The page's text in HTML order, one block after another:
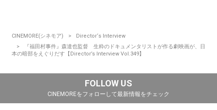
CINEMORE(シネモア)
Director‘s Interview
『福田村事件』森達也監督 生粋のドキュメンタリストが作る劇映画が、日
本の暗部をえぐりだす【Director’s Interview Vol.349】
FOLLOW US
CINEMOREをフォローして最新情報をチェック